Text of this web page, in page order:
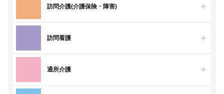
訪問介護(介護保険・障害)
訪問看護
通所介護